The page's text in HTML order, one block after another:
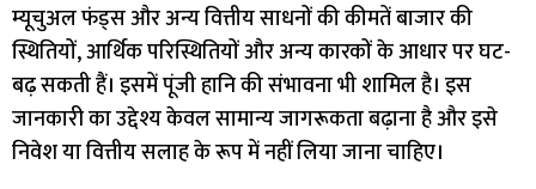
म्यूचुअल फंड्स और अन्य वित्तीय साधनों की कीमतें बाजार की
स्थितियों, आर्थिक परिस्थितियों और अन्य कारकों के आधार पर घट-
बढ़ सकती हैं। इसमें पूंजी हानि की संभावना भी शामिल है। इस
जानकारी का उद्देश्य केवल सामान्य जागरूकता बढ़ाना है और इसे
निवेश या वित्तीय सलाह के रूप में नहीं लिया जाना चाहिए।